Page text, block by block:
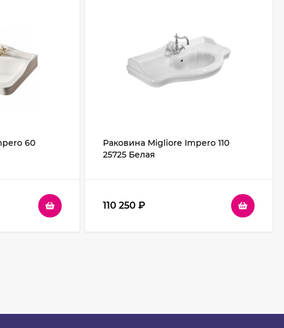
60
Раковина Migliore Impero 110
25725 Белая
110 250 ₽